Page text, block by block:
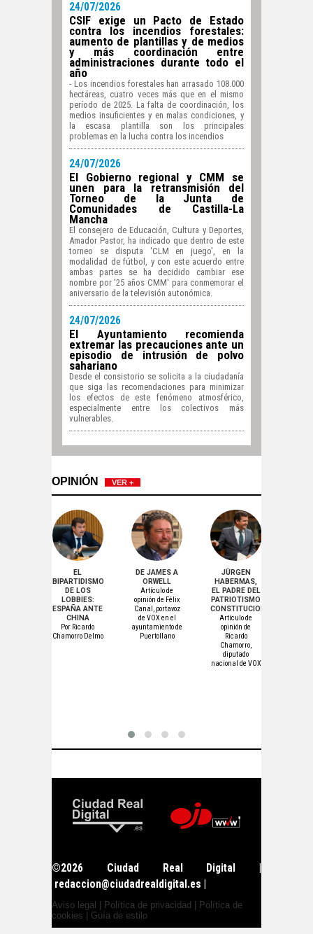
24/07/2026
CSIF exige un Pacto de Estado
contra los incendios forestales:
aumento de plantillas y de medios
y más coordinación entre
administraciones durante todo el
año
- Los incendios forestales han arrasado 108.000
hectáreas, cuatro veces más que en el mismo
período de 2025. La falta de coordinación, los
medios insuficientes y en malas condiciones, y
la escasa plantilla son los principales
problemas en la lucha contra los incendios
24/07/2026
El Gobierno regional y CMM se
unen para la retransmisión del
Torneo de la Junta de
Comunidades de Castilla-La
Mancha
El consejero de Educación, Cultura y Deportes,
Amador Pastor, ha indicado que dentro de este
torneo se disputa 'CLM en juego', en la
modalidad de fútbol, y con este acuerdo entre
ambas partes se ha decidido cambiar ese
nombre por '25 años CMM' para conmemorar el
aniversario de la televisión autonómica.
24/07/2026
El Ayuntamiento recomienda
extremar las precauciones ante un
episodio de intrusión de polvo
sahariano
Desde el consistorio se solicita a la ciudadanía
que siga las recomendaciones para minimizar
los efectos de este fenómeno atmosférico,
especialmente entre los colectivos más
vulnerables.
OPINIÓN VER +
EL
BIPARTIDISMO
DE LOS
LOBBIES:
ESPAÑA ANTE
CHINA
Por Ricardo
Chamorro Delmo
DE JAMES A
ORWELL
Artículo de
opinión de Félix
Canal, portavoz
de VOX en el
ayuntamiento de
Puertollano
JÜRGEN
HABERMAS,
EL PADRE DEL
PATRIOTISMO
CONSTITUCIONAL
Artículo de
opinión de
Ricardo
Chamorro,
diputado
nacional de VOX
©2026 Ciudad Real Digital |
redaccion@ciudadrealdigital.es
Aviso legal Política de privacidad
Política de
cookies
Guía de estilo
deneme bonusu veren siteler